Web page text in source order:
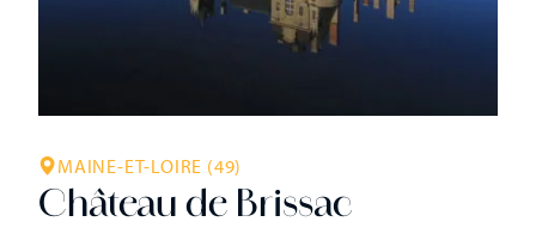
MAINE-ET-LOIRE (49)
Château de Brissac